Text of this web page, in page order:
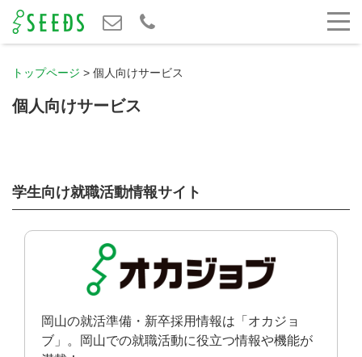
トップページ > 個人向けサービス
個人向けサービス
学生向け就職活動情報サイト
岡山の就活準備・新卒採用情報は「オカジョ
ブ」。岡山での就職活動に役立つ情報や機能が